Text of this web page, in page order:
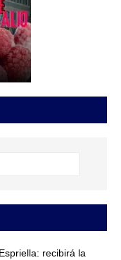
recibirá la